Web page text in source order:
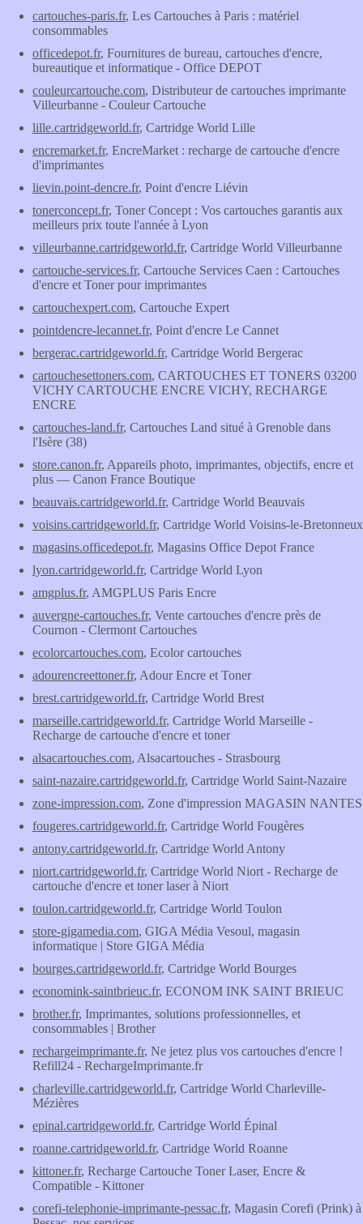
cartouches-paris.fr, Les Cartouches à Paris : matériel
consommables
officedepot.fr, Fournitures de bureau, cartouches d'encre,
bureautique et informatique - Office DEPOT
couleurcartouche.com, Distributeur de cartouches imprimante
Villeurbanne - Couleur Cartouche
lille.cartridgeworld.fr, Cartridge World Lille
encremarket.fr, EncreMarket : recharge de cartouche d'encre
d'imprimantes
lievin.point-dencre.fr, Point d'encre Liévin
tonerconcept.fr, Toner Concept : Vos cartouches garantis aux
meilleurs prix toute l'année à Lyon
villeurbanne.cartridgeworld.fr, Cartridge World Villeurbanne
cartouche-services.fr, Cartouche Services Caen : Cartouches
d'encre et Toner pour imprimantes
cartouchexpert.com, Cartouche Expert
pointdencre-lecannet.fr, Point d'encre Le Cannet
bergerac.cartridgeworld.fr, Cartridge World Bergerac
cartouchesettoners.com, CARTOUCHES ET TONERS 03200
VICHY CARTOUCHE ENCRE VICHY, RECHARGE
ENCRE
cartouches-land.fr, Cartouches Land situé à Grenoble dans
l'Isère (38)
store.canon.fr, Appareils photo, imprimantes, objectifs, encre et
plus — Canon France Boutique
beauvais.cartridgeworld.fr, Cartridge World Beauvais
voisins.cartridgeworld.fr, Cartridge World Voisins-le-Bretonneux
magasins.officedepot.fr, Magasins Office Depot France
lyon.cartridgeworld.fr, Cartridge World Lyon
amgplus.fr, AMGPLUS Paris Encre
auvergne-cartouches.fr, Vente cartouches d'encre près de
Cournon - Clermont Cartouches
ecolorcartouches.com, Ecolor cartouches
adourencreettoner.fr, Adour Encre et Toner
brest.cartridgeworld.fr, Cartridge World Brest
marseille.cartridgeworld.fr, Cartridge World Marseille -
Recharge de cartouche d'encre et toner
alsacartouches.com, Alsacartouches - Strasbourg
saint-nazaire.cartridgeworld.fr, Cartridge World Saint-Nazaire
zone-impression.com, Zone d'impression MAGASIN NANTES
fougeres.cartridgeworld.fr, Cartridge World Fougères
antony.cartridgeworld.fr, Cartridge World Antony
niort.cartridgeworld.fr, Cartridge World Niort - Recharge de
cartouche d'encre et toner laser à Niort
toulon.cartridgeworld.fr, Cartridge World Toulon
store-gigamedia.com, GIGA Média Vesoul, magasin
informatique | Store GIGA Média
bourges.cartridgeworld.fr, Cartridge World Bourges
economink-saintbrieuc.fr, ECONOM INK SAINT BRIEUC
brother.fr, Imprimantes, solutions professionnelles, et
consommables | Brother
rechargeimprimante.fr, Ne jetez plus vos cartouches d'encre !
Refill24 - RechargeImprimante.fr
charleville.cartridgeworld.fr, Cartridge World Charleville-
Mézières
epinal.cartridgeworld.fr, Cartridge World Épinal
roanne.cartridgeworld.fr, Cartridge World Roanne
kittoner.fr, Recharge Cartouche Toner Laser, Encre &
Compatible - Kittoner
corefi-telephonie-imprimante-pessac.fr, Magasin Corefi (Prink) à